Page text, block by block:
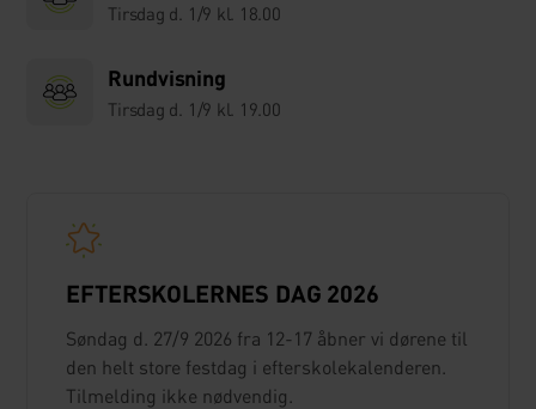
Tirsdag d. 1/9 kl. 18.00
Rundvisning
Tirsdag d. 1/9 kl. 19.00
EFTERSKOLERNES DAG 2026
Søndag d. 27/9 2026 fra 12-17 åbner vi dørene til
den helt store festdag i efterskolekalenderen.
Tilmelding ikke nødvendig.